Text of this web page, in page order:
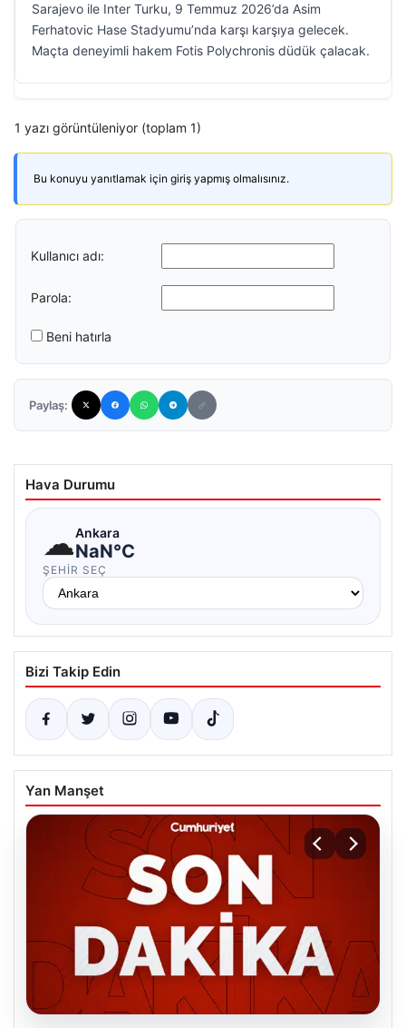
Sarajevo ile Inter Turku, 9 Temmuz 2026’da Asim
Ferhatovic Hase Stadyumu’nda karşı karşıya gelecek.
Maçta deneyimli hakem Fotis Polychronis düdük çalacak.
1 yazı görüntüleniyor (toplam 1)
Bu konuyu yanıtlamak için giriş yapmış olmalısınız.
Kullanıcı adı:
Parola:
Beni hatırla
Paylaş:
Hava Durumu
☁Ankara
NaN°C
ŞEHIR SEÇ
Bizi Takip Edin
Yan Manşet